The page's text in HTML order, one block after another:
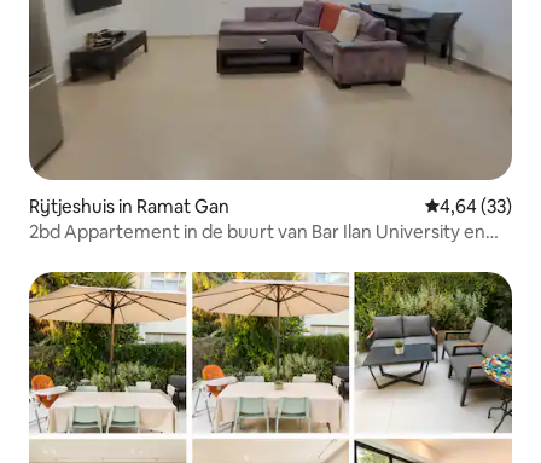
Rijtjeshuis in Ramat Gan Gemiddelde
4,64 (33)
2bd Appartement in de buurt van Bar Ilan University en